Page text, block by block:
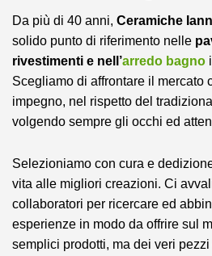
Da più di 40 anni, Ceramiche
solido punto di riferimento nelle
rivestimenti e nell’arredo bagno
Scegliamo di affrontare il mercato
impegno, nel rispetto del
volgendo sempre gli occhi ed
Selezioniamo con cura e
vita alle migliori creazioni. Ci
collaboratori per ricercare ed
esperienze in modo da offrire sul
semplici prodotti, ma dei veri